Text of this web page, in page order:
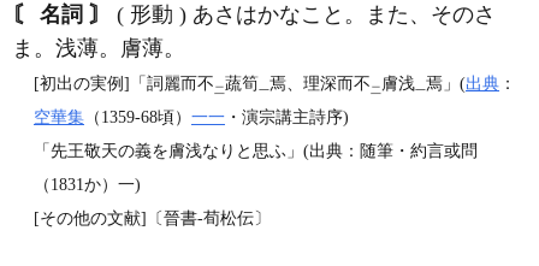
〘 名詞 〙
( 形動 ) あさはかなこと。また、そのさ
ま。浅薄。膚薄。
[初出の実例]「詞麗而不 二蔬筍一焉、理深而不 二 膚浅一焉」(出典 ：
空華集 （1359‐68頃） 一一 ・演宗講主詩序)
「先王敬天の義を膚浅なりと思ふ」(出典：随筆・約言或問
（1831か）一)
[その他の文献]〔晉書‐荀松伝〕